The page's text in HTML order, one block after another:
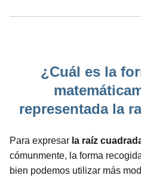
¿Cuál es la
representada la
Para expresar la raíz
cómunmente, la forma
bien podemos utilizar más